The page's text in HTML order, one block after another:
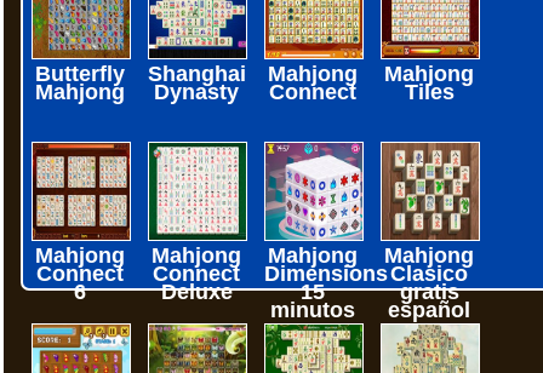
Butterfly
Mahjong
Shanghai
Dynasty
Mahjong
Connect
Mahjong
Tiles
Mahjong
Connect
6
Mahjong
Connect
Deluxe
Mahjong
Dimensions
15
minutos
Mahjong
Clasico
gratis
español